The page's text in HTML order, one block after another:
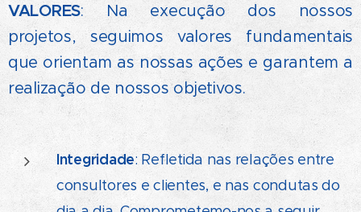
VALORES: Na execução dos nossos
projetos, seguimos valores fundamentais
que orientam as nossas ações e garantem a
realização de nossos objetivos.
Integridade: Refletida nas relações entre
consultores e clientes, e nas condutas do